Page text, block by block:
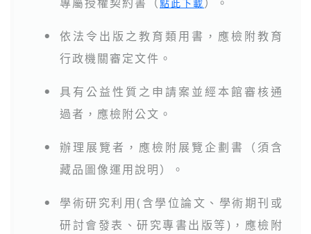
點此下載
●
依法令出版之教育類用書，應檢附教育
行政機關審定文件。
●
具有公益性質之申請案並經本館審核通
過者，應檢附公文。
●
辦理展覽者，應檢附展覽企劃書（須含
藏品圖像運用說明）。
●
學術研究利用(含學位論文、學術期刊或
研討會發表、研究專書出版等)，應檢附